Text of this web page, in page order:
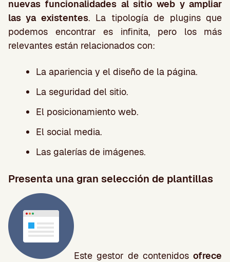
nuevas funcionalidades al sitio web y ampliar
las ya existentes. La tipología de plugins que
podemos encontrar es infinita, pero los más
relevantes están relacionados con:
La apariencia y el diseño de la página.
La seguridad del sitio.
El posicionamiento web.
El social media.
Las galerías de imágenes.
Presenta una gran selección de plantillas
Este gestor de contenidos ofrece